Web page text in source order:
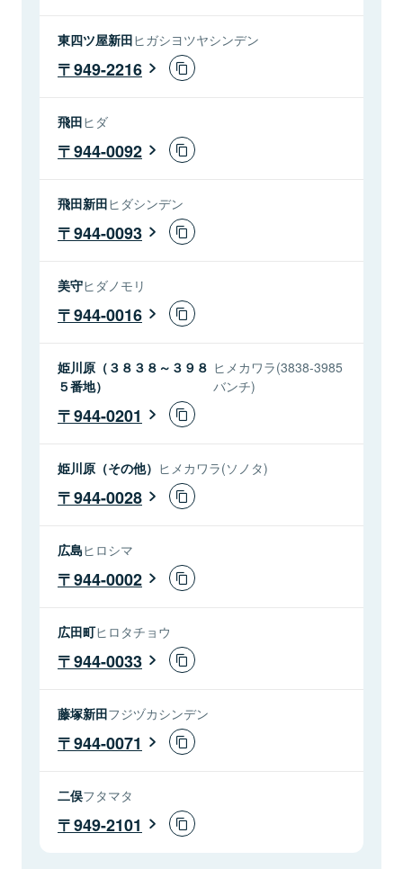
東四ツ屋新田ヒガシヨツヤシンデン
949-2216
飛田ヒダ
944-0092
飛田新田ヒダシンデン
944-0093
美守ヒダノモリ
944-0016
姫川原（３８３８～３９８
５番地）
ヒメカワラ(3838-3985
バンチ)
944-0201
姫川原（その他） ヒメカワラ(ソノタ)
944-0028
広島ヒロシマ
944-0002
広田町ヒロタチョウ
944-0033
藤塚新田フジヅカシンデン
944-0071
二俣フタマタ
949-2101